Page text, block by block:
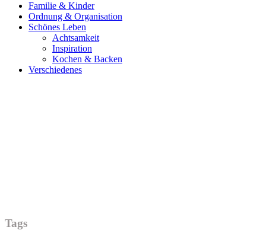
Familie & Kinder
Ordnung & Organisation
Schönes Leben
Achtsamkeit
Inspiration
Kochen & Backen
Verschiedenes
Tags